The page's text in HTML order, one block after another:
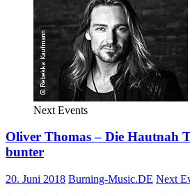
Next Events
Oliver Thomas – Die Hautnah
bunter
20. Juni 2018 Burning-Music.DE Next